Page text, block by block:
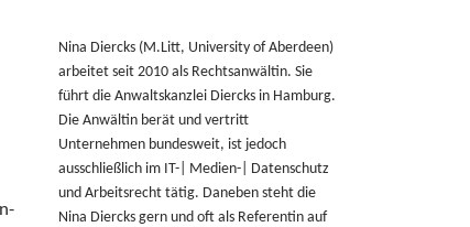
Nina Diercks (M.Litt, University of Aberdeen)
arbeitet seit 2010 als Rechtsanwältin. Sie
führt die Anwaltskanzlei Diercks in Hamburg.
Die Anwältin berät und vertritt
Unternehmen bundesweit, ist jedoch
ausschließlich im IT-| Medien-| Datenschutz
und Arbeitsrecht tätig. Daneben steht die
Nina Diercks gern und oft als Referentin auf